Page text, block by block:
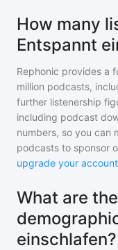
How many
Entspannt
Rephonic provides a
million podcasts,
further listenership
including podcast
numbers, so you can
podcasts to sponsor
upgrade your account
What are
einschlafen?